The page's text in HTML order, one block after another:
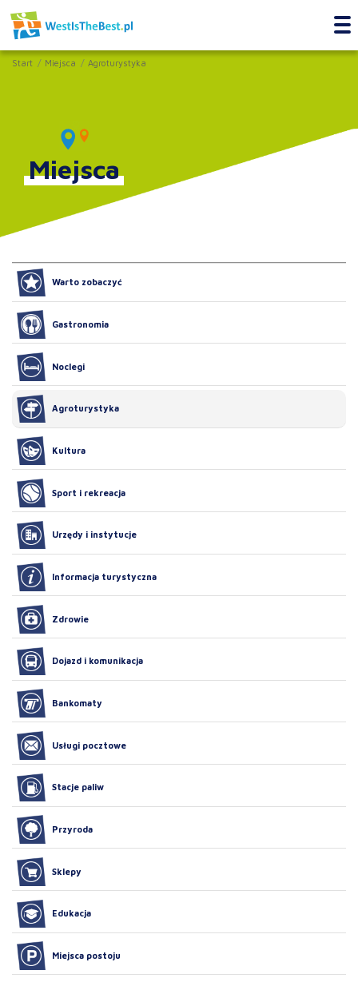
Start Miejsca Agroturystyka
Miejsca
Warto zobaczyć
Gastronomia
Noclegi
Agroturystyka
Kultura
Sport i rekreacja
Urzędy i instytucje
Informacja turystyczna
Zdrowie
Dojazd i komunikacja
Bankomaty
Usługi pocztowe
Stacje paliw
Przyroda
Sklepy
Edukacja
Miejsca postoju